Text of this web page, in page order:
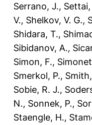
Serrano, J., Settai,
V., Shelkov, V. G.,
Shidara, T.,
Sibidanov, A.,
Simon, F.,
Smerkol, P.,
Sobie, R. J.,
N., Sonnek, P.,
Staengle, H.,